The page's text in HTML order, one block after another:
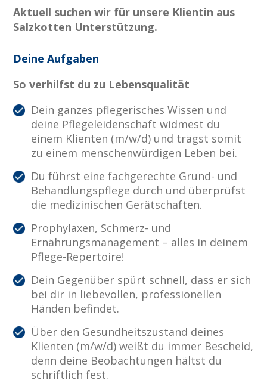
Aktuell suchen wir für unsere Klientin aus
Salzkotten Unterstützung.
Deine Aufgaben
So verhilfst du zu Lebensqualität
Dein ganzes pflegerisches Wissen und
deine Pflegeleidenschaft widmest du
einem Klienten (m/w/d) und trägst somit
zu einem menschenwürdigen Leben bei.
Du führst eine fachgerechte Grund- und
Behandlungspflege durch und überprüfst
die medizinischen Gerätschaften.
Prophylaxen, Schmerz- und
Ernährungsmanagement – alles in deinem
Pflege-Repertoire!
Dein Gegenüber spürt schnell, dass er sich
bei dir in liebevollen, professionellen
Händen befindet.
Über den Gesundheitszustand deines
Klienten (m/w/d) weißt du immer Bescheid,
denn deine Beobachtungen hältst du
schriftlich fest.